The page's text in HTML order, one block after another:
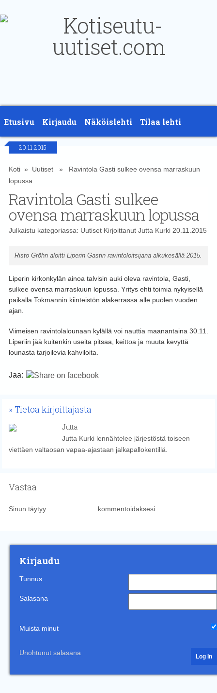
Etusivu Kirjaudu Näköislehti Tilaa lehti
20.11.2015
Koti» Uutiset» Ravintola Gasti sulkee ovensa marraskuun
lopussa
Ravintola Gasti sulkee
ovensa marraskuun lopussa
Julkaistu kategoriassa: UutisetKirjoittanut Jutta Kurki20.11.2015
Risto Gröhn aloitti Liperin Gastin ravintoloitsijana alkukesällä 2015.
Liperin kirkonkylän ainoa talvisin auki oleva ravintola, Gasti,
sulkee ovensa marraskuun lopussa. Yritys ehti toimia nykyisellä
paikalla Tokmannin kiinteistön alakerrassa alle puolen vuoden
ajan.
Viimeisen ravintolalounaan kylällä voi nauttia maanantaina 30.11.
Liperiin jää kuitenkin useita pitsaa, keittoa ja muuta kevyttä
lounasta tarjoilevia kahviloita.
Jaa:
Tietoa kirjoittajasta
Jutta
Jutta Kurki lennähtelee järjestöstä toiseen
viettäen valtaosan vapaa-ajastaan jalkapallokentillä.
Vastaa
Sinun täytyy kommentoidaksesi.
Kirjaudu
Tunnus
Salasana
Muista minut
Unohtunut salasana